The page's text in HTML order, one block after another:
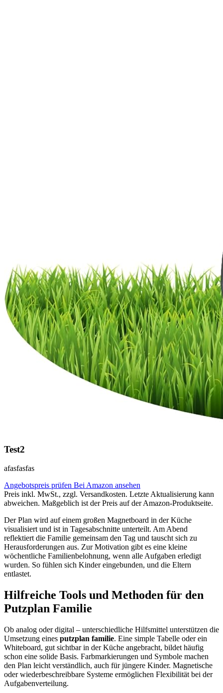
Test2
afasfasfas
Angebotspreis prüfen Bei Amazon ansehen
Preis inkl. MwSt., zzgl. Versandkosten. Letzte Aktualisierung kann
abweichen. Maßgeblich ist der Preis auf der Amazon-Produktseite.
Der Plan wird auf einem großen Magnetboard in der Küche
visualisiert und ist in Tagesabschnitte unterteilt. Am Abend
reflektiert die Familie gemeinsam den Tag und tauscht sich zu
Herausforderungen aus. Zur Motivation gibt es eine kleine
wöchentliche Familienbelohnung, wenn alle Aufgaben erledigt
wurden. So fühlen sich Kinder eingebunden, und die Eltern
entlastet.
Hilfreiche Tools und Methoden für den
Putzplan Familie
Ob analog oder digital – unterschiedliche Hilfsmittel unterstützen die
Umsetzung eines putzplan familie. Eine simple Tabelle oder ein
Whiteboard, gut sichtbar in der Küche angebracht, bildet häufig
schon eine solide Basis. Farbmarkierungen und Symbole machen
den Plan leicht verständlich, auch für jüngere Kinder. Magnetische
oder wiederbeschreibbare Systeme ermöglichen Flexibilität bei der
Aufgabenverteilung.